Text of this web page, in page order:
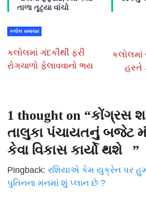
તાળા તૂટ્યા વાંચો
કલોલ સમાચાર
કલોલમાં ગંદકીથી ફરી
રોગચાળો ફેલાવવાનો ભય
કલોલમાં
હસ્તે
1 thought on “કોંગ્રસ
તાલુકા પંચાયતનું બજેટ
કેવા વિકાસ કાર્યો થશે ”
Pingback: રશિયાએ કેમ યુક્રેન પર
પુતિનના મનમાં શું પ્લાન છે ?